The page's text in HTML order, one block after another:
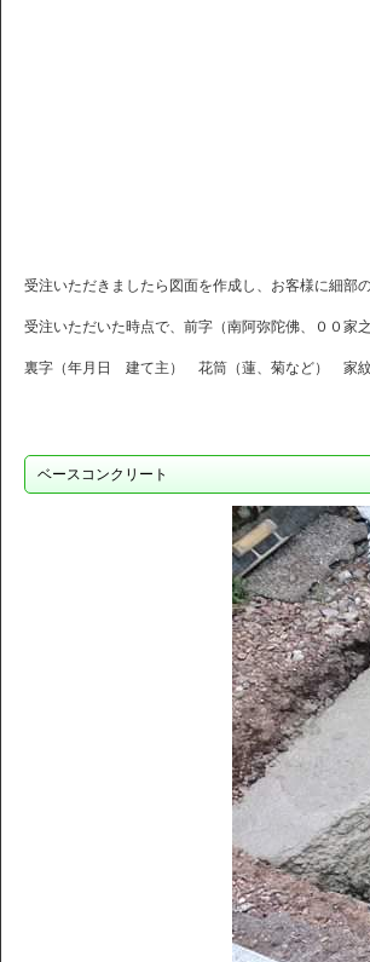
受注いただきましたら図面を作成し、お客様に細部
受注いただいた時点で、前字（南阿弥陀佛、００家之
裏字（年月日 建て主） 花筒（蓮、菊など） 家
ベースコンクリート